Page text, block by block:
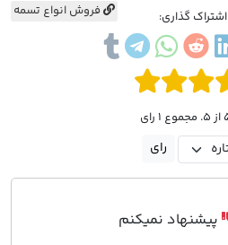
فروش انواع تسمه اشتراک گذاری:
پیشنهاد نمیکنم